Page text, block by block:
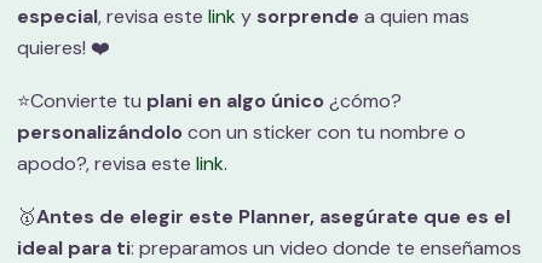
especial, revisa este link y sorprende a quien mas
quieres! ❤️
⭐️Convierte tu plani en algo único¿cómo?
personalizándolocon un sticker con tu nombre o
apodo?, revisa este link.
🥇Antes de elegir este Planner, asegúrate que es el
ideal para ti: preparamos un video donde te enseñamos